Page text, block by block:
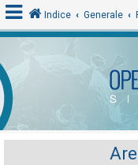
o
g
i
Indice Generale